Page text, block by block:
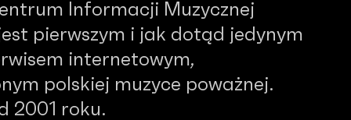
Informacji Muzycznej
pierwszym i jak dotąd jedynym
internetowym,
polskiej muzyce poważnej.
2001 roku.